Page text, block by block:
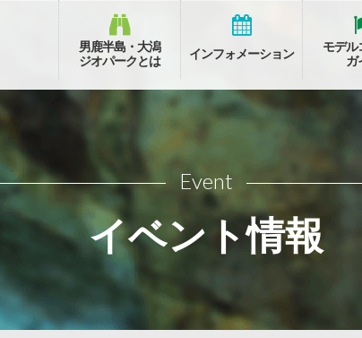
男鹿半島・大潟
ジオパークとは
インフォメーション
モデル
ガ
Event
イベント情報